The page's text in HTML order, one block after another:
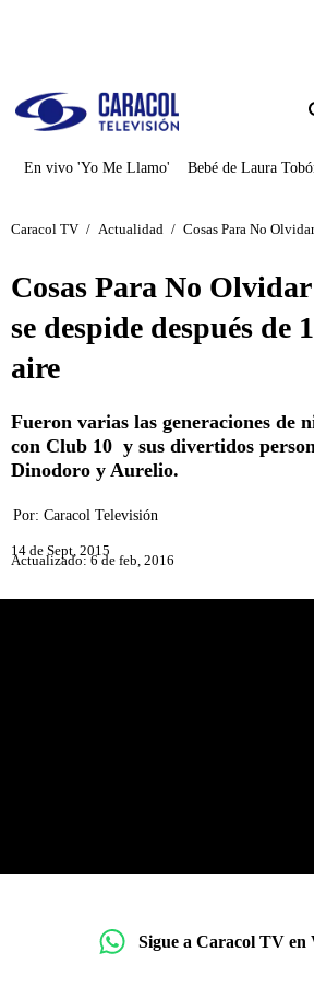
En vivo 'Yo Me Llamo' Bebé de Laura
Caracol TV / Actualidad / Cosas Para No
Cosas Para No
se despide después de
aire
Fueron varias las generaciones de
con Club 10 y sus divertidos
Dinodoro y Aurelio.
Por: Caracol Televisión
14 de Sept, 2015
Actualizado: 6 de feb, 2016
Sigue a Caracol TV en